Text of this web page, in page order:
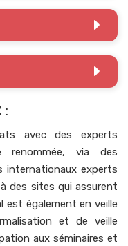
:
avec des experts
renommée, via des
internationaux experts
des sites qui assurent
est également en veille
et de veille
aux séminaires et